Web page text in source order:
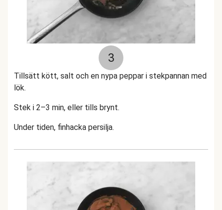
3
Tillsätt kött, salt och en nypa peppar i stekpannan med
lök.
Stek i 2–3 min, eller tills brynt.
Under tiden, finhacka persilja.